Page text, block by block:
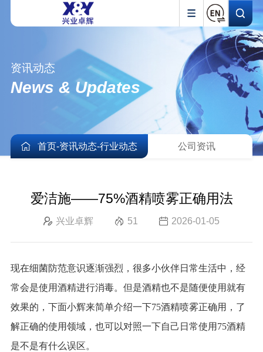
资讯动态
News & Updates
首页-资讯动态-行业动态 公司资讯
爱洁施——75%酒精喷雾正确用法
兴业卓辉 51 2026-01-05
现在细菌防范意识逐渐强烈，很多小伙伴日常生活中，经
常会是使用酒精进行消毒。但是酒精也不是随便使用就有
效果的，下面小辉来简单介绍一下75酒精喷雾正确用，了
解正确的使用领域，也可以对照一下自己日常使用75酒精
是不是有什么误区。